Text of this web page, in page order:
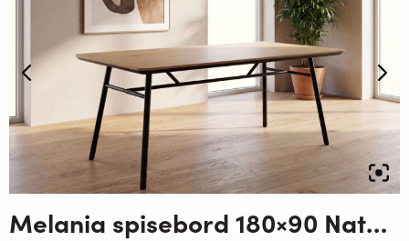
Melania spisebord 180×90 Natur Melamine, Sorte metall bein